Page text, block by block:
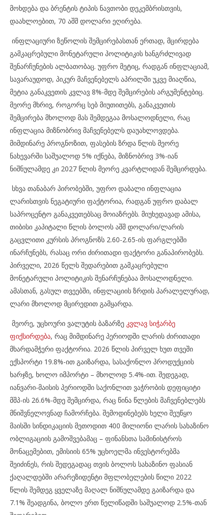
მოხდება და ბრენტის ტიპის ნავთობი დეკემბრისთვის,
დაახლოებით, 70 აშშ დოლარი ეღირება.
ინფლაციური ზეწოლის შემცირებასთან ერთად, მცირდება
გამკაცრებული მონეტარული პოლიტიკის ხანგრძლივად
შენარჩუნების ალბათობაც. უფრო მეტიც, რადგან ინფლაციამ,
სავარაუდოდ, პიკურ მაჩვენებელს აპრილში უკვე მიაღწია,
მეტია განაკვეთის კვლავ 8%-მდე შემცირების არგუმენტებიც.
მეორე მხრივ, როგორც სებ მიუთითებს, განაკვეთის
შემცირება მხოლოდ მას შემდეგაა მოსალოდნელი, რაც
ინფლაცია მიზნობრივ მაჩვენებელს დაუახლოვდება.
მიმდინარე პროგნოზით, ფასების ზრდა წლის მეორე
ნახევარში საშუალოდ 5% იქნება, მიზნობრივ 3%-იან
ნიშნულამდე კი 2027 წლის მეორე კვარტლიდან შემცირდება.
სხვა თანაბარ პირობებში, უფრო დაბალი ინფლაცია
ლარისთვის ნეგატიური ფაქტორია, რადგან უფრო დაბალ
საპროცენტო განაკვეთებსაც მოიაზრებს. მიუხედავად ამისა,
თიბისი კაპიტალი წლის ბოლოს აშშ დოლარი/ლარის
გაცვლითი კურსის პროგნოზს 2.60-2.65-ის ფარგლებში
ინარჩუნებს, რასაც ორი ძირითადი ფაქტორი განაპირობებს.
პირველი, 2026 წელს შედარებით გამკაცრებული
მონეტარული პოლიტიკის შენარჩუნებაა მოსალოდნელი.
ამასთან, გასულ თვეებში, ინფლაციის ზრდის პარალელურად,
ლარი მხოლოდ მცირედით გამყარდა.
მეორე, უცხოური ვალუტის ბაზარზე კვლავ სიჭარბე
ფიქსირდება, რაც მიმდინარე პერიოდში ლარის ძირითადი
მხარდამჭერი ფაქტორია. 2026 წლის პირველ ხუთ თვეში
ექსპორტი 19.8%-ით გაიზარდა, სასაქონლო პროდუქციის
ხარჯზე, ხოლო იმპორტი – მხოლოდ 5.4%-ით. შედეგად,
იანვარი-მაისის პერიოდში საქონლით ვაჭრობის დეფიციტი
მშპ-ის 26.6%-მდე შემცირდა, რაც წინა წლების მაჩვენებლებს
მნიშვნელოვნად ჩამორჩება. შემოდინებებს ხელი შეუწყო
მაისში სინდიკაციის მეთოდით 400 მილიონი ლარის სახაზინო
ობლიგაციის გამოშვებამაც – ფინანსთა სამინისტროს
მონაცემებით, ემისიის 65% უცხოელმა ინვესტორებმა
შეიძინეს, რის შედეგადაც თვის ბოლოს სახაზინო ფასიან
ქაღალდებში არარეზიდენტი მფლობელების წილი 2022
წლის შემდეგ ყველაზე მაღალ ნიშნულამდე გაიზარდა და
7.1% შეადგინა, ბოლო ერთ წელიწადში საშუალოდ 2.5%-თან